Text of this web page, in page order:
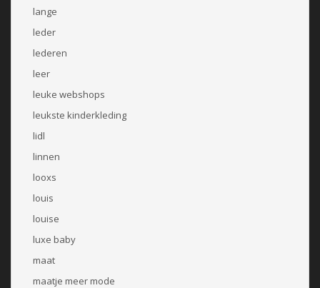
lange
leder
lederen
leer
leuke webshops
leukste kinderkleding
lidl
linnen
looxs
louis
louise
luxe baby
maat
maatje meer mode